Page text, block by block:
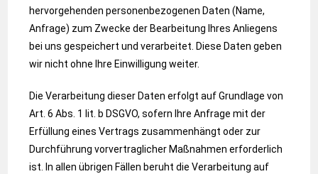
hervorgehenden personenbezogenen Daten (Name,
Anfrage) zum Zwecke der Bearbeitung Ihres Anliegens
bei uns gespeichert und verarbeitet. Diese Daten geben
wir nicht ohne Ihre Einwilligung weiter.
Die Verarbeitung dieser Daten erfolgt auf Grundlage von
Art. 6 Abs. 1 lit. b DSGVO, sofern Ihre Anfrage mit der
Erfüllung eines Vertrags zusammenhängt oder zur
Durchführung vorvertraglicher Maßnahmen erforderlich
ist. In allen übrigen Fällen beruht die Verarbeitung auf